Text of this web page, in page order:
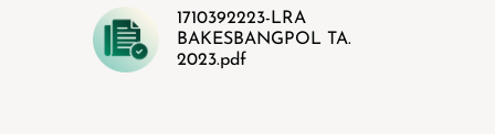
1710392223-LRA
BAKESBANGPOL TA.
2023.pdf